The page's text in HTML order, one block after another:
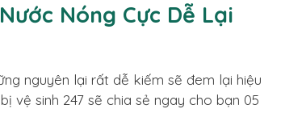
Nóng Cực Dễ Lại
nguyên lại rất dễ kiếm sẽ đem lại hiệu
vệ sinh 247 sẽ chia sẻ ngay cho bạn 05